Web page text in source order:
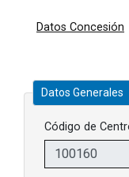
Datos Concesión
Datos Generales
Código de